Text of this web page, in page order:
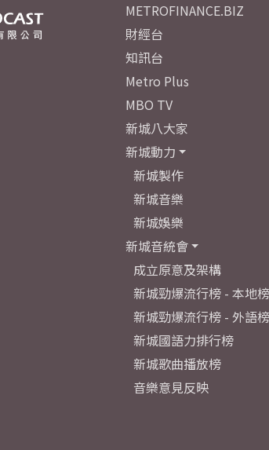
METROFINANCE.BIZ
財經台
知訊台
Metro Plus
MBO TV
新城八大家
新城動力
新城製作
新城音樂
新城娛樂
新城音統會
成立原意及架構
新城勁爆流行榜 - 本地榜
新城勁爆流行榜 - 外語榜
新城國語力排行榜
新城歌曲播放榜
音樂意見反映